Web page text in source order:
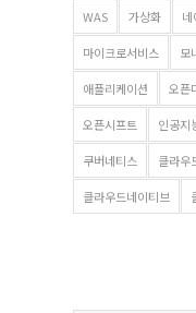
WAS 가상화 네
마이크로서비스 모
애플리케이션 오픈
오픈시프트 인공지
쿠버네티스 클라우
클라우드네이티브